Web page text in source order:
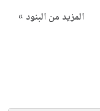
المزيد من البنود »